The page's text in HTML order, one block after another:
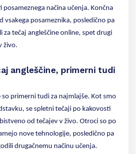
načina učenja. Končna
vsakega posameznika, posledično pa
za tečaj angleščine online, spet drugi
živo.
angleščine, primerni tudi
so primerni tudi za najmlajše. Kot smo
se spletni tečaji po kakovosti
od tečajev v živo. Otroci so po
nove tehnologije, posledično pa
drugačnemu načinu učenja.